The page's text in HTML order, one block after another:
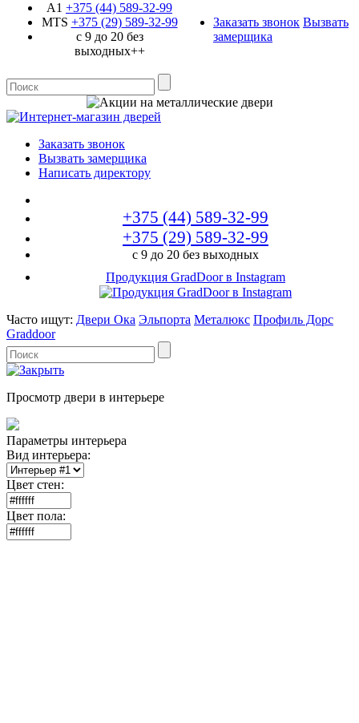
A1 +375 (44) 589-32-99
MTS +375 (29)589-32-99
с 9 до 20 без
выходных++
Заказать звонок Вызвать
замерщика
Заказать звонок
Вызвать замерщика
Написать директору
+375 (44) 589-32-99
+375 (29) 589-32-99
с 9 до 20 без выходных
Продукция GradDoor в Instagram
Часто ищут: Двери Ока Эльпорта Металюкс Профиль Дорс
Graddoor
Просмотр двери в интерьере
Параметры интерьера
Вид интерьера:
Цвет стен:
Цвет пола: